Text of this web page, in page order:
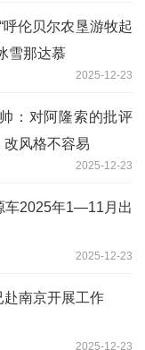
伦贝尔农垦游牧起
雪那达慕
2025-12-23
：对阿隆索的批评
风格不容易
2025-12-23
车2025年1—11月出
2025-12-23
赴南京开展工作
2025-12-23